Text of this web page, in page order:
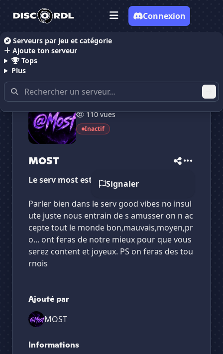
Serveurs par jeu et catégorie
Ajoute ton serveur
Tops
Plus
Connexion
Accueil Serveurs Discord Discussion
110 vues
Inactif
MOST
Signaler
Le serv most est faits pour toi
Parler bien dans le serv good vibes no insul
ute juste nous entrain de s amusser on n ac
cepte tout le monde bon,mauvais,moyen,pr
o... ont feras de notre mieux pour que vous
serez content et joyeux. PS on feras des tou
rnois
Ajouté par
MOST
Informations
Vote pour
✕
✕
Es-tu sûr de vouloir supprimer ton avis de ce
✕
MOST